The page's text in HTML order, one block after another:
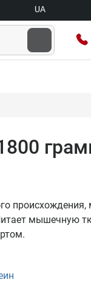
UA
происхождения,
мышечную